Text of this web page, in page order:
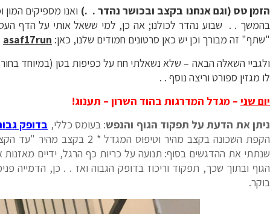
הזמן טס (וגם אנחנו בקצב ובכושר נהדר . .) ואנו מספיקים המון
בהמשך . . שבוע נהדר לכולנו; אה כן, למי ששאל אותי על הדף
"שתף" זה מבורך וכן יש כאן סרטונים חמודים שלנו, כאן: asaf17run
ולגביי השאלה הבאה – שלא נשאלתי חח על כפיפות בטן (במיוחד
לו מגזין ספורט וריצה נוסף . .
יום שני – מגדל המדרגות בהוד השרון – תענוג!
ניתן את הדעת על תפקוד הגוף והנפש: בעומס כללי, בדופק
הקפת השכונה בקצב מהיר וטיפוס המגדל * 2 בקצב מהיר "עד הקצה" ואז, סיבוב קל בשכונה – כ 750 מטרים, נינוח.
שנתתי את ההדגשים בסוף: תנועה על כריות כף הרגל, ידיים מאזנות
הגוף ובתוך שכך, תפקוד וריכוז בדופק הגבוה ואז . . כן, הדמייה
בוקר.